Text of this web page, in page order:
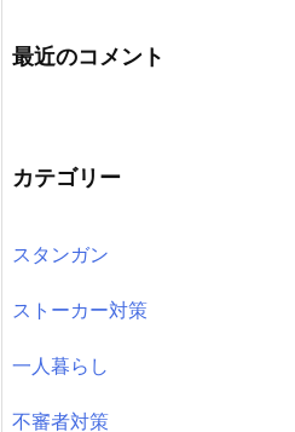
最近のコメント
カテゴリー
スタンガン
ストーカー対策
一人暮らし
不審者対策